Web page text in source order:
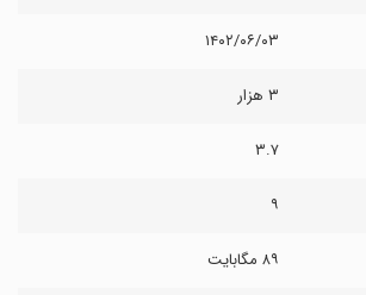
۱۴۰۲/۰۶/۰۳
۳ هزار
۳.۷
۹
۸۹ مگابایت